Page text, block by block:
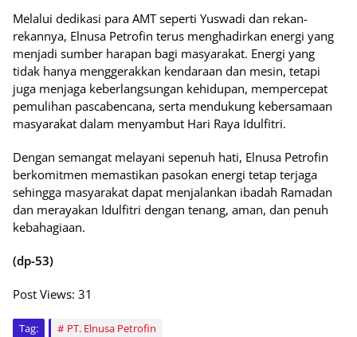
Melalui dedikasi para AMT seperti Yuswadi dan rekan-
rekannya, Elnusa Petrofin terus menghadirkan energi yang
menjadi sumber harapan bagi masyarakat. Energi yang
tidak hanya menggerakkan kendaraan dan mesin, tetapi
juga menjaga keberlangsungan kehidupan, mempercepat
pemulihan pascabencana, serta mendukung kebersamaan
masyarakat dalam menyambut Hari Raya Idulfitri.
Dengan semangat melayani sepenuh hati, Elnusa Petrofin
berkomitmen memastikan pasokan energi tetap terjaga
sehingga masyarakat dapat menjalankan ibadah Ramadan
dan merayakan Idulfitri dengan tenang, aman, dan penuh
kebahagiaan.
(dp-53)
Post Views: 31
Tag: PT. Elnusa Petrofin